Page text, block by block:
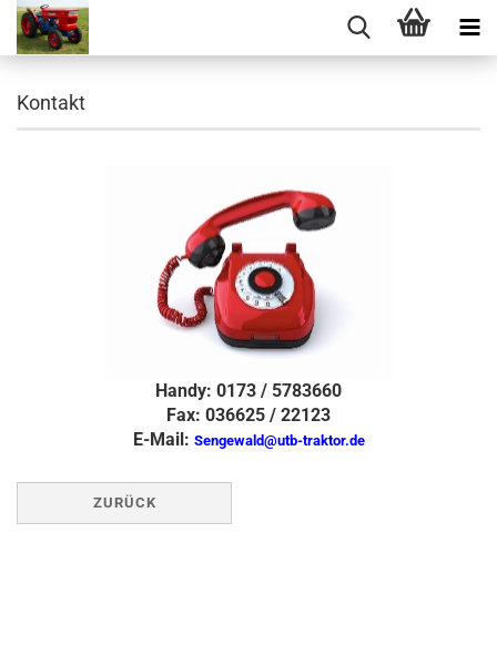
Kontakt
Handy: 0173 / 5783660
Fax: 036625 / 22123
E-Mail: Sengewald@utb-traktor.de
ZURÜCK